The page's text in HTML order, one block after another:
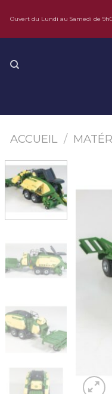
content
Ouvert du Lundi au Samedi de
ACCUEIL /